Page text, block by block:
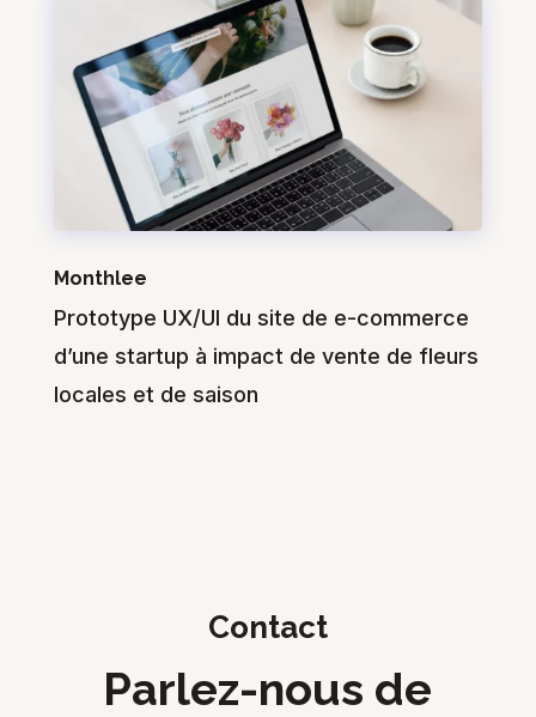
Monthlee
Prototype UX/UI du site de e-commerce
d’une startup à impact de vente de fleurs
locales et de saison
Contact
Parlez-nous de